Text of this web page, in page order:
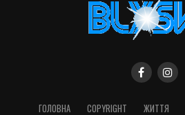
ГОЛОВНА COPYRIGHT ЖИТТЯ